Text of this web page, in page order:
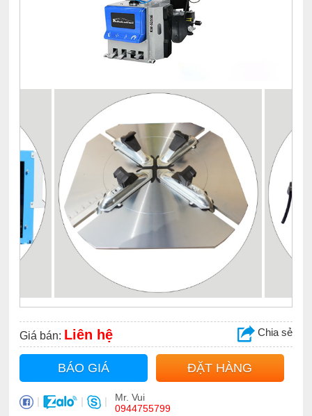
Giá bán: Liên hệ Chia sẻ
BÁO GIÁ ĐẶT HÀNG
| | |
Mr. Vui
0944755799